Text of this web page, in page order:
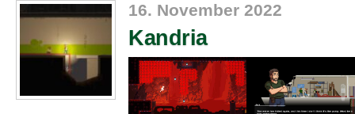
16. November 2022
Kandria